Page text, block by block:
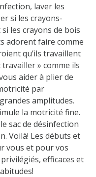
laver les
si les crayons-
les crayons de bois
adorent faire comme
qu’ils travaillent
travailler » comme ils
aider à plier de
par
amplitudes.
la motricité fine.
sac de désinfection
Voilà! Les débuts et
vous et pour vos
efficaces et